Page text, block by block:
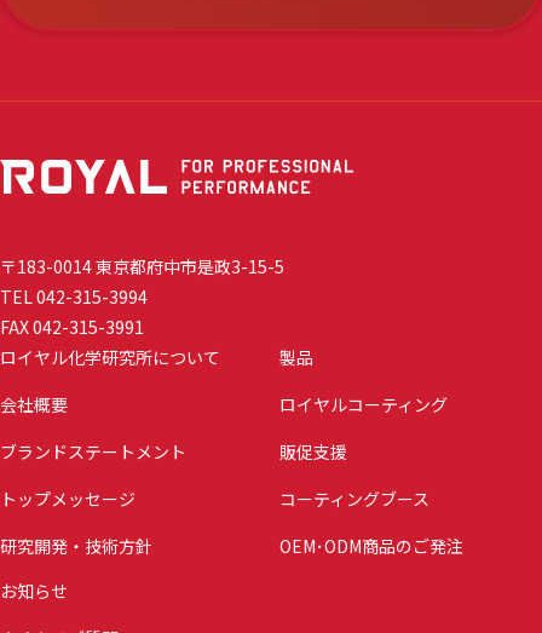
〒183-0014 東京都府中市是政3-15-5
TEL 042-315-3994
FAX 042-315-3991
ロイヤル化学研究所について
会社概要
ブランドステートメント
トップメッセージ
研究開発・技術方針
製品
ロイヤルコーティング
販促支援
コーティングブース
OEM･ODM商品のご発注
お知らせ